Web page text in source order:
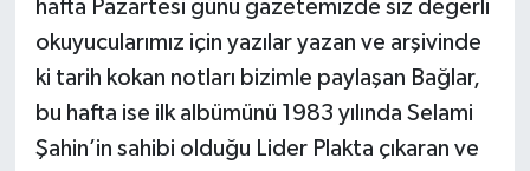
hafta Pazartesi günü gazetemizde siz değerli
okuyucularımız için yazılar yazan ve arşivinde
ki tarih kokan notları bizimle paylaşan Bağlar,
bu hafta ise ilk albümünü 1983 yılında Selami
Şahin’in sahibi olduğu Lider Plakta çıkaran ve